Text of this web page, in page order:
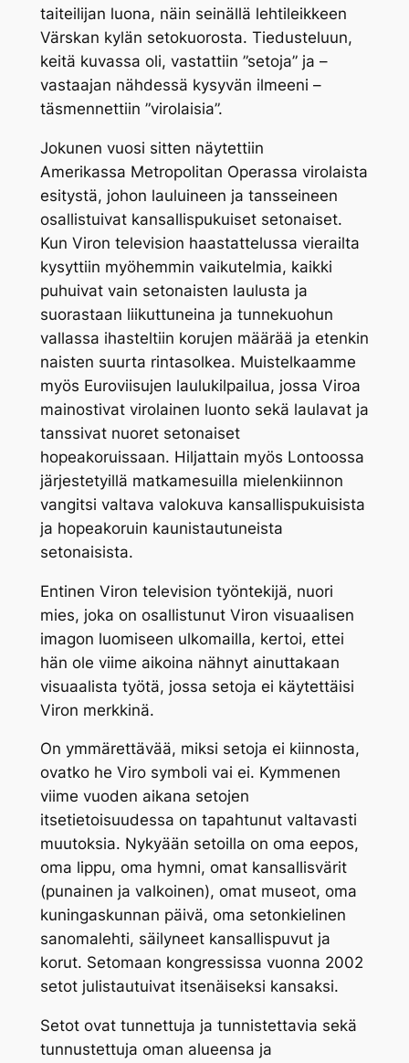
taiteilijan luona, näin seinällä lehtileikkeen
Värskan kylän setokuorosta. Tiedusteluun,
keitä kuvassa oli, vastattiin ”setoja” ja –
vastaajan nähdessä kysyvän ilmeeni –
täsmennettiin ”virolaisia”.
Jokunen vuosi sitten näytettiin
Amerikassa Metropolitan Operassa virolaista
esitystä, johon lauluineen ja tansseineen
osallistuivat kansallispukuiset setonaiset.
Kun Viron television haastattelussa vierailta
kysyttiin myöhemmin vaikutelmia, kaikki
puhuivat vain setonaisten laulusta ja
suorastaan liikuttuneina ja tunnekuohun
vallassa ihasteltiin korujen määrää ja etenkin
naisten suurta rintasolkea. Muistelkaamme
myös Euroviisujen laulukilpailua, jossa Viroa
mainostivat virolainen luonto sekä laulavat ja
tanssivat nuoret setonaiset
hopeakoruissaan. Hiljattain myös Lontoossa
järjestetyillä matkamesuilla mielenkiinnon
vangitsi valtava valokuva kansallispukuisista
ja hopeakoruin kaunistautuneista
setonaisista.
Entinen Viron television työntekijä, nuori
mies, joka on osallistunut Viron visuaalisen
imagon luomiseen ulkomailla, kertoi, ettei
hän ole viime aikoina nähnyt ainuttakaan
visuaalista työtä, jossa setoja ei käytettäisi
Viron merkkinä.
On ymmärettävää, miksi setoja ei kiinnosta,
ovatko he Viro symboli vai ei. Kymmenen
viime vuoden aikana setojen
itsetietoisuudessa on tapahtunut valtavasti
muutoksia. Nykyään setoilla on oma eepos,
oma lippu, oma hymni, omat kansallisvärit
(punainen ja valkoinen), omat museot, oma
kuningaskunnan päivä, oma setonkielinen
sanomalehti, säilyneet kansallispuvut ja
korut. Setomaan kongressissa vuonna 2002
setot julistautuivat itsenäiseksi kansaksi.
Setot ovat tunnettuja ja tunnistettavia sekä
tunnustettuja oman alueensa ja